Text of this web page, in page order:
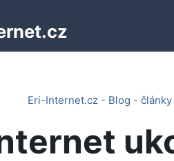
Eri-Internet.cz - Blog - články